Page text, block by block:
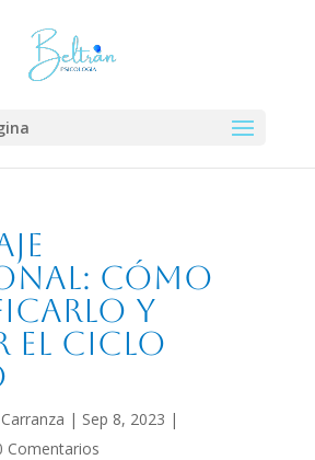
cómo
y
el ciclo
| Sep 8, 2023 |
Comentarios